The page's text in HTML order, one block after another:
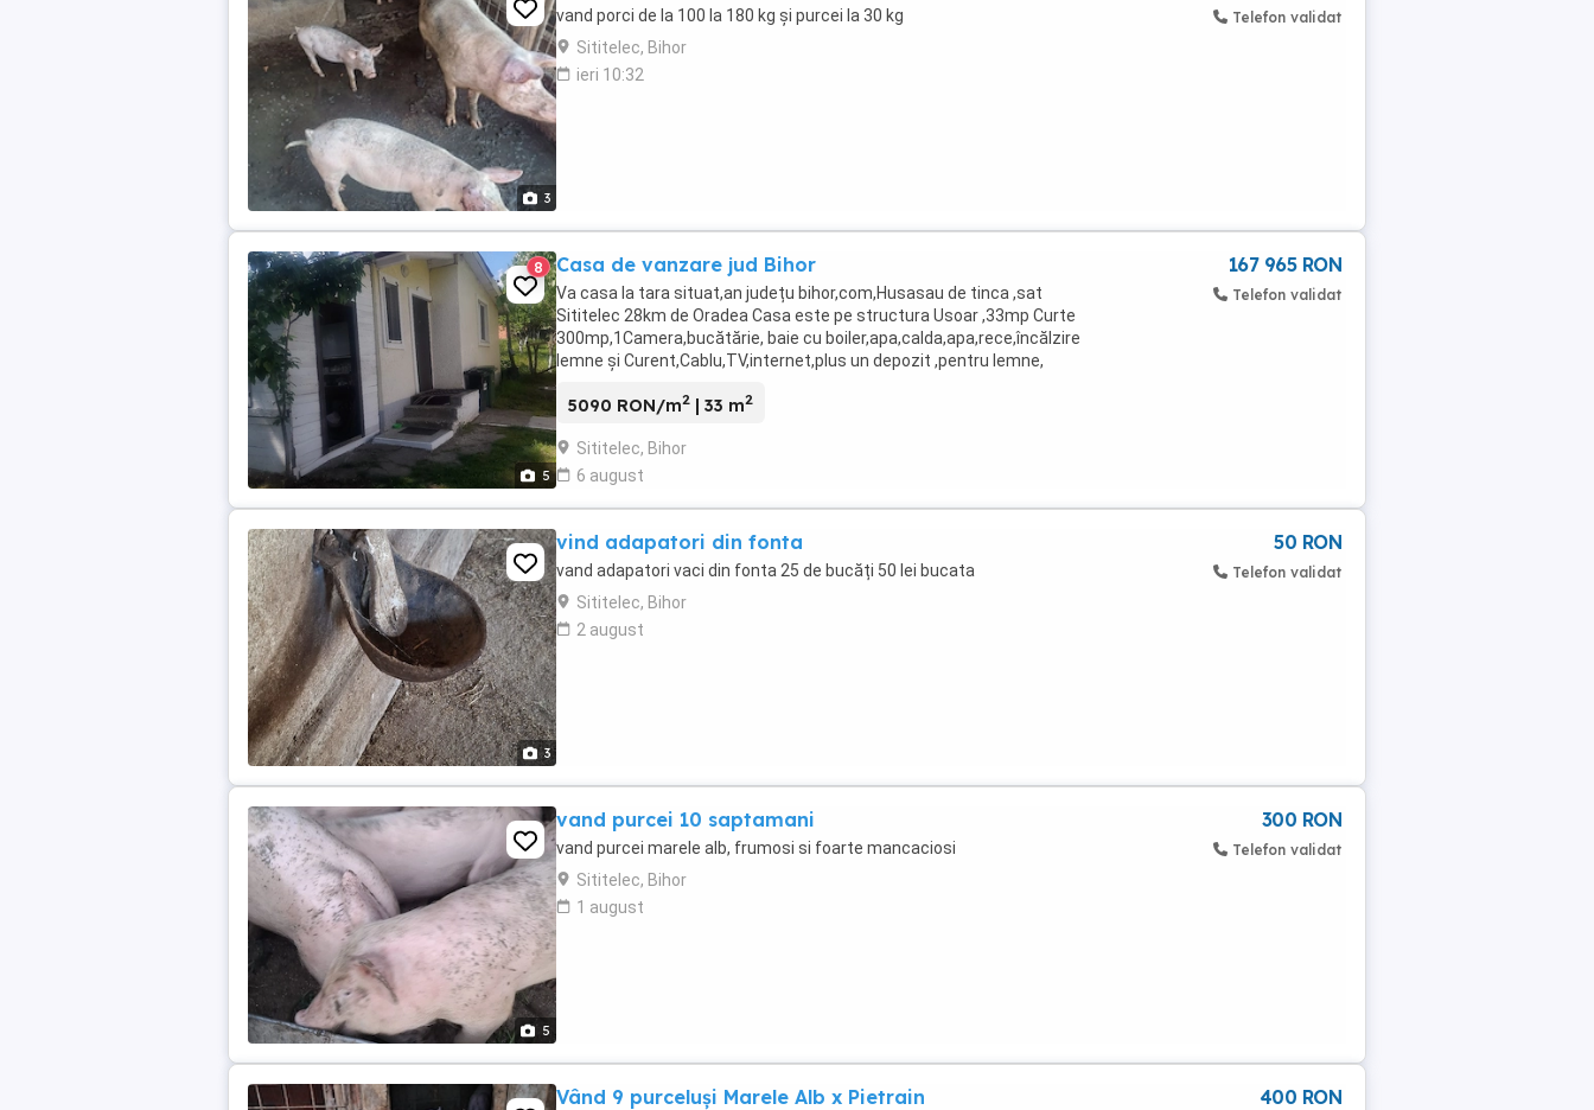
3
vand porci de la 100 la 180 kg și purcei la 30 kg
Sititelec, Bihor
ieri 10:32
Telefon validat
5
8 Casa de vanzare jud Bihor
Va casa la tara situat,an județu bihor,com,Husasau de tinca ,sat
Sititelec 28km de Oradea Casa este pe structura Usoar ,33mp Curte
300mp,1Camera,bucătărie, baie cu boiler,apa,calda,apa,rece,încălzire
lemne și Curent,Cablu,TV,internet,plus un depozit ,pentru lemne,
5090 RON/m2 | 33 m2
Sititelec, Bihor
6 august
167 965 RON
Telefon validat
3
vind adapatori din fonta
vand adapatori vaci din fonta 25 de bucăți 50 lei bucata
Sititelec, Bihor
2 august
50 RON
Telefon validat
5
vand purcei 10 saptamani
vand purcei marele alb, frumosi si foarte mancaciosi
Sititelec, Bihor
1 august
300 RON
Telefon validat
Vând 9 purceluși Marele Alb x Pietrain 400 RON